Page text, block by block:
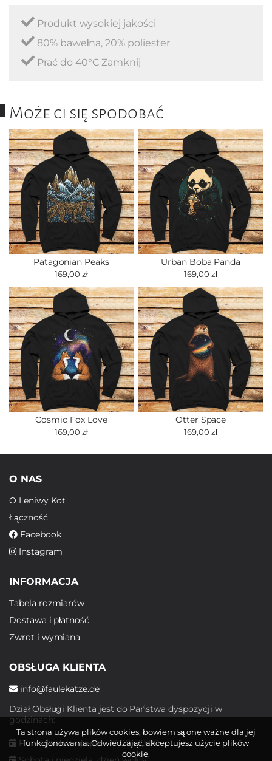
Produkt wysokiej jakości
80% bawełna, 20% poliester
Prać do 40°C Zamknij
Może ci się spodobać
Patagonian Peaks
169,00 zł
Urban Boba Panda
169,00 zł
Cosmic Fox Love
169,00 zł
Otter Space
169,00 zł
O NAS
O Leniwy Kot
Łączność
Facebook
Instagram
INFORMACJA
Tabela rozmiarów
Dostawa i płatność
Zwrot i wymiana
OBSŁUGA KLIENTA
info@faulekatze.de
Dział Obsługi Klienta jest do Państwa dyspozycji w
godzinach:
Poniedziałek - piątek: 10:00 - 19:00
Ta strona używa plików cookies, bowiem są one ważne dla jej
funkcjonowania. Odwiedzając, akceptujesz użycie plików
cookie.